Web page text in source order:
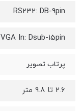
RS232: DB-9pin
VGA In: Dsub-15pin
پرتاب تصویر
2.6 تا 9.8 متر